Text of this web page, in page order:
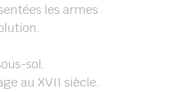
les armes
sol.
au XVII siècle.